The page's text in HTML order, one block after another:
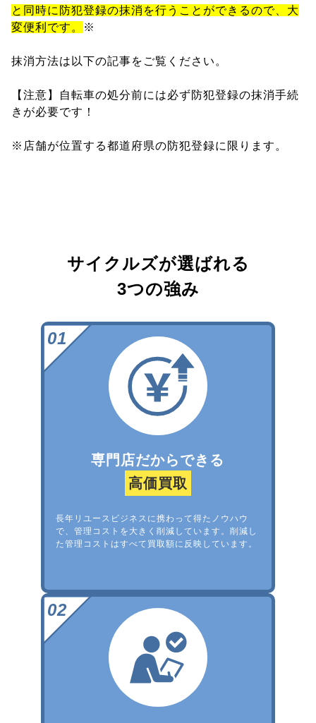
と同時に防犯登録の抹消を行うことができるので、大
変便利です。
※
抹消方法は以下の記事をご覧ください。
【注意】自転車の処分前には必ず防犯登録の抹消手続
きが必要です！
※店舗が位置する都道府県の防犯登録に限ります。
サイクルズが選ばれる
3つの強み
専門店だからできる
高価買取
長年リユースビジネスに携わって得たノウハウ
で、管理コストを大きく削減しています。削減し
た管理コストはすべて買取額に反映しています。